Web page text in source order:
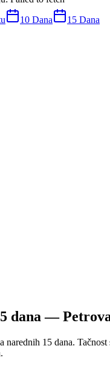
10 Dana 15 Dana
dana —
narednih 15 dana. Tačnost